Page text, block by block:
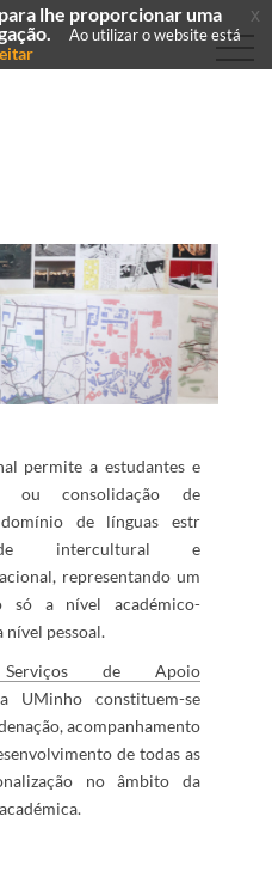
permite a estudantes e
ou consolidação de
de línguas est​​r​
intercultural e
representando um
só a nível académico-
pessoal​.
de Apoio
UMinho constituem-se
acompanhamento
de todas as
no âmbito da
lhe proporcionar uma
Ao utilizar o website está
x